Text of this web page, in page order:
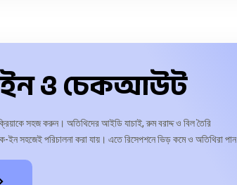
ও চেকআউট
সহজ করুন। অতিথিদের আইডি যাচাই, রুম বরাদ্দ ও বিল তৈরি
সহজেই পরিচালনা করা যায়। এতে রিসেপশনে ভিড় কমে ও অতিথিরা পান